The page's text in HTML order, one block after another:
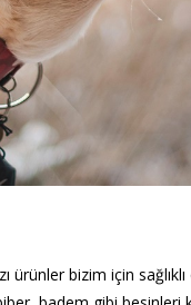
ürünler bizim için